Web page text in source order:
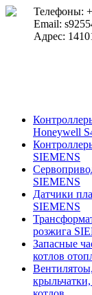
Телефоны:
Email:
Адрес:
Honeywell
SIEMENS
SIEMENS
Датчики
SIEMENS
розжига
Запасные
котлов
Вентилятоы,